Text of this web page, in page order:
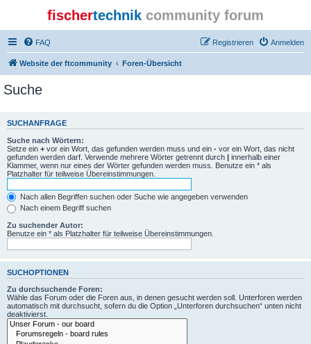
fischertechnik community forum
FAQ Anmelden
Registrieren
Website der ftcommunity Foren-Übersicht
Suche
SUCHANFRAGE
Suche nach Wörtern:
Setze ein + vor ein Wort, das gefunden werden muss und ein - vor ein Wort, das nicht
gefunden werden darf. Verwende mehrere Wörter getrennt durch | innerhalb einer
Klammer, wenn nur eines der Wörter gefunden werden muss. Benutze ein * als
Platzhalter für teilweise Übereinstimmungen.
Nach allen Begriffen suchen oder Suche wie angegeben verwenden
Nach einem Begriff suchen
Zu suchender Autor:
Benutze ein * als Platzhalter für teilweise Übereinstimmungen.
SUCHOPTIONEN
Zu durchsuchende Foren:
Wähle das Forum oder die Foren aus, in denen gesucht werden soll. Unterforen werden
automatisch mit durchsucht, sofern du die Option „Unterforen durchsuchen“ unten nicht
deaktivierst.